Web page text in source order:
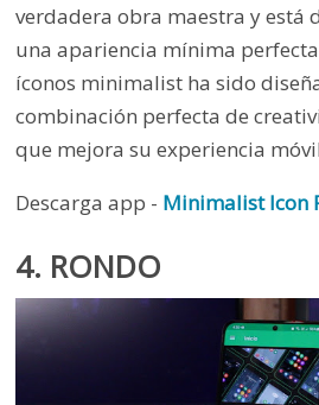
verdadera obra maestra y está
una apariencia mínima
íconos minimalist ha sido
combinación perfecta de
que mejora su experiencia
Descarga app - Minimalist Icon
4. RONDO